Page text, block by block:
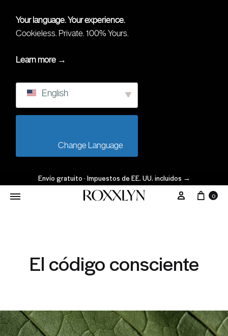
Your language. Your experience.
Cookieless. Private. 100% Yours.
Learn more →
English
Envío gratuito · Impuestos de EE. UU. incluidos →
0
El código consciente